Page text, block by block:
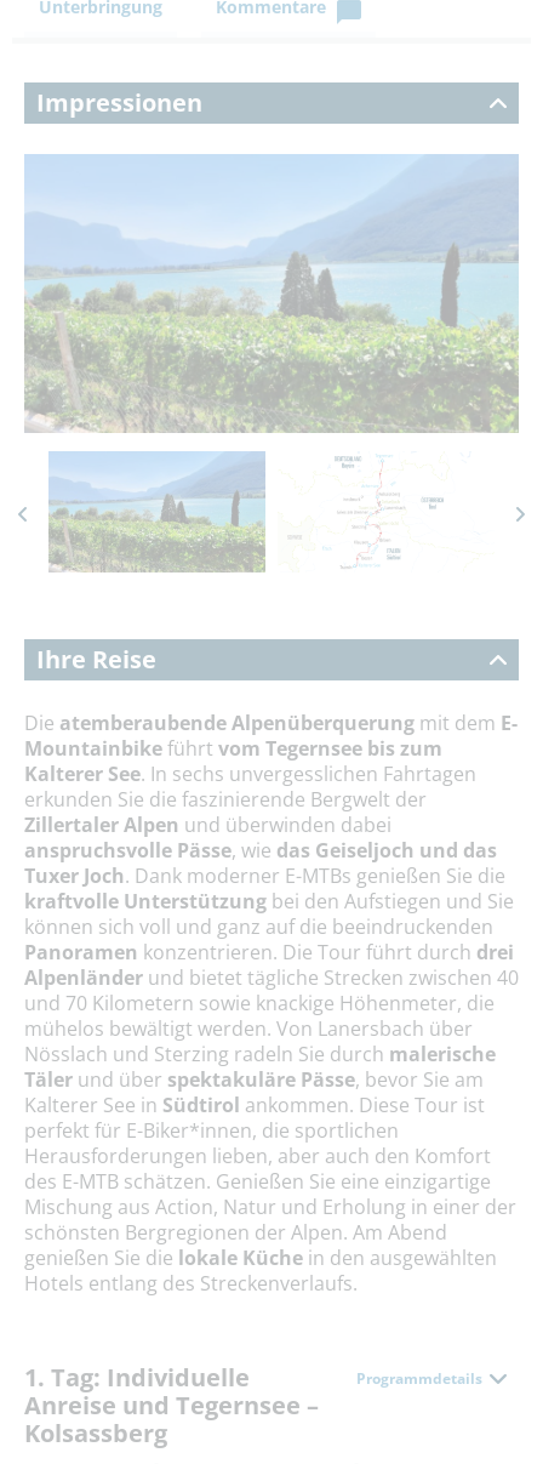
Unterbringung
Kommentare
Impressionen
Ihre Reise
Die atemberaubende Alpenüberquerung mit dem E-
Mountainbikeführt vom Tegernsee bis zum
Kalterer See. In sechs unvergesslichen Fahrtagen
erkunden Sie die faszinierende Bergwelt der
Zillertaler Alpen und überwinden dabei
anspruchsvolle Pässe, wie das Geiseljoch und das
Tuxer Joch. Dank moderner E-MTBs genießen Sie die
kraftvolle Unterstützung bei den Aufstiegen und Sie
können sich voll und ganz auf die beeindruckenden
Panoramen konzentrieren. Die Tour führt durch drei
Alpenländer und bietet tägliche Strecken zwischen 40
und 70 Kilometern sowie knackige Höhenmeter, die
mühelos bewältigt werden. Von Lanersbach über
Nösslach und Sterzing radeln Sie durch malerische
Täler und über spektakuläre Pässe, bevor Sie am
Kalterer See in Südtirol ankommen. Diese Tour ist
perfekt für E-Biker*innen, die sportlichen
Herausforderungen lieben, aber auch den Komfort
des E-MTB schätzen. Genießen Sie eine einzigartige
Mischung aus Action, Natur und Erholung in einer der
schönsten Bergregionen der Alpen. Am Abend
genießen Sie die lokale Küche in den ausgewählten
Hotels entlang des Streckenverlaufs.
1. Tag: Individuelle
Anreise und Tegernsee –
Kolsassberg
Programmdetails